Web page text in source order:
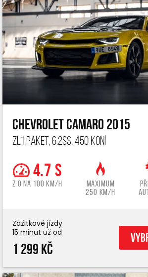
Chevrolet Camaro 2015
ZL1 paket, 6.2ss, 450 koní
4.7 s
z 0 na 100 km/h
Maximum
250 km/h
Zážitkové jízdy
15 minut už od
1 299 Kč